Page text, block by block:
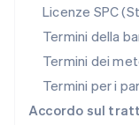
Licenze SPC
Termini della
Termini dei
Termini per i
Accordo sul
English
Portogallo
RAS di Hong
English 简体中文
Regno Unito